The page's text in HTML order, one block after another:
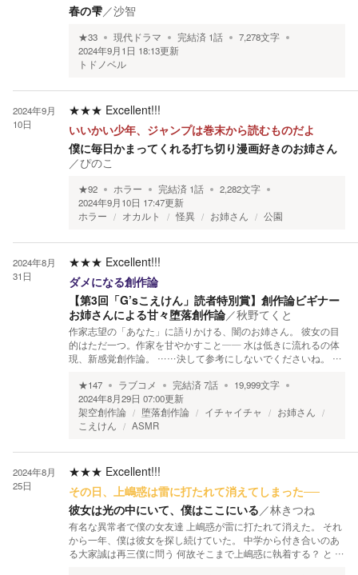
春の雫／沙智
★33 現代ドラマ 完結済 1話 7,278文字
2024年9月1日 18:13更新
トドノベル
2024年9月
10日
★★★ Excellent!!!
いいかい少年、ジャンプは巻末から読むものだよ
僕に毎日かまってくれる打ち切り漫画好きのお姉さん
／ぴのこ
★92 ホラー 完結済 1話 2,282文字
2024年9月10日 17:47更新
ホラー
オカルト 怪異 お姉さん 公園
2024年8月
31日
★★★ Excellent!!!
ダメになる創作論
【第3回「G’sこえけん」読者特別賞】創作論ビギナー
お姉さんによる甘々堕落創作論／秋野てくと
作家志望の「あなた」に語りかける、闇のお姉さん。 彼女の目
的はただ一つ。作家を甘やかすこと―― 水は低きに流れるの体
現、新感覚創作論。 ……決して参考にしないでくださいね。 …
★147 ラブコメ 完結済7話 19,999文字
2024年8月29日 07:00更新
架空創作論
堕落創作論 イチャイチャ
お姉さん
こえけん
ASMR
2024年8月
25日
★★★ Excellent!!!
その日、上嶋惑は雷に打たれて消えてしまった──
彼女は光の中にいて、僕はここにいる／林きつね
有名な異常者で僕の女友達 上嶋惑が雷に打たれて消えた。 それ
から一年、僕は彼女を探し続けていた。 中学から付き合いのあ
る大家誠は再三僕に問う 何故そこまで上嶋惑に執着する？ と …